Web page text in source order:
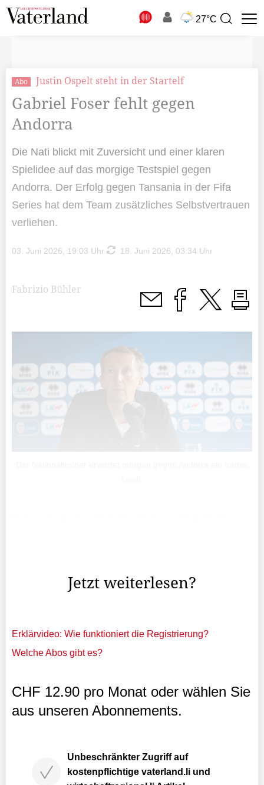
27°C
Suchbegriff
Abo Justin Ospelt steht in der Startelf
Gabriel Foser fehlt gegen
Andorra
Die Nati blickt mit Zuversicht und einer klaren
Spielidee auf das morgige Testspiel gegen
Andorra. Der Erfolg gegen Tansania in der Fifa
Series hat dem Team zusätzliches Selbstvertrauen
verliehen.
03. Juni 2026, 19:03 Uhr 18. Juni 2026, 03:34 Uhr
Fabrizio Bühler
Jetzt weiterlesen?
Erklärvideo: Wie funktioniert die Registrierung?
Welche Abos gibt es?
CHF 12.90 pro Monat oder wählen Sie
aus unseren Abonnements.
Unbeschränkter Zugriff auf
kostenpflichtige vaterland.li und